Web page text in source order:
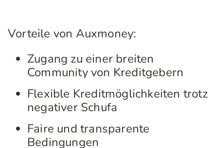
Vorteile von Auxmoney:
Zugang zu einer breiten
Community von Kreditgebern
Flexible Kreditmöglichkeiten trotz
negativer Schufa
Faire und transparente
Bedingungen